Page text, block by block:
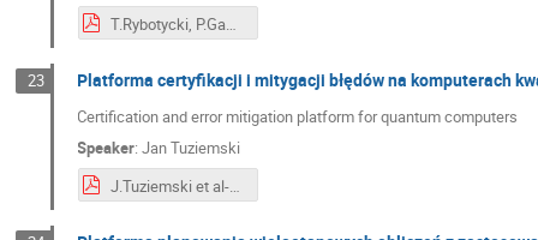
T.Rybotycki, P.Gawron-E-platform for Quantum Machine Learning.pdf
23 Platforma certyfikacji i mitygacji błędów na komputerach
Certification and error mitigation platform for quantum computers
Speaker:Jan Tuziemski
J.Tuziemski et al-Certification and error mitigation platform for quantum computers .pdf